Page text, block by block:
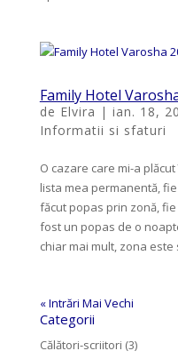
Family Hotel
de Elvira | ian. 18,
Informatii si sfaturi
O cazare care mi-a
lista mea permanentă,
făcut popas prin zonă,
fost un popas de o
chiar mai mult, zona este
« Intrări Mai Vechi
Categorii
Călători-scriitori (3)